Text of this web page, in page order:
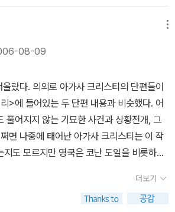
정신소설일 수도 있겠다는 생각이 든다. 그런
위원회가 선정한 SAT (대학입학시험) 추천
르겠지만, 단어, 언어적인 것, 그리고 어휘
있다는 증거로 볼 수 있겠다. 전혀 익숙하지
데, 이것으로 아주 조금이나마 뇌의 주름이
설이다. 시골에 자리 잡은 고립된 대저택과
등은 유령이 출몰하기에 그럴싸한 분위기를
디선가에서 많이 본듯한 장면들인데 이 소
수가 꽤나 검색이 되었다. 영화 <디 아더스
헨리 제임스가 보았다면 꽤나 만족스러워할
은 고작 넷, 그리고 실체가 모호한 두 명의 유
분위기에 압도당하고 말았다. 이야기에서 느
령의 등장으로 극대화되지만 가정교사와 아
는 공포감도 만만치 않다.​삼촌의 두 아이를
조차 등장하지 않는다. 가정교사가 죽은 지
시 그녀가 남긴 경험담이 더글러스라는 인물
장하다 보니 객관성을 따지기가 모호하다.
08-09
랐다. 의외로 아가사 크리스티의 단편들이
>에 들어있는 두 단편 내용과 비슷했다. 어
풀어지지 않는 기묘한 사건과 상황전개, 그
면 나중에 태어난 아가사 크리스티는 이 작
도 모르지만 영국은 코난 도일을 비롯하여
사의 대화는 미묘하다. 말투는 우아하고 다정
득한데도 그 한 마디 한 마디 말은 아무 내용
더보기